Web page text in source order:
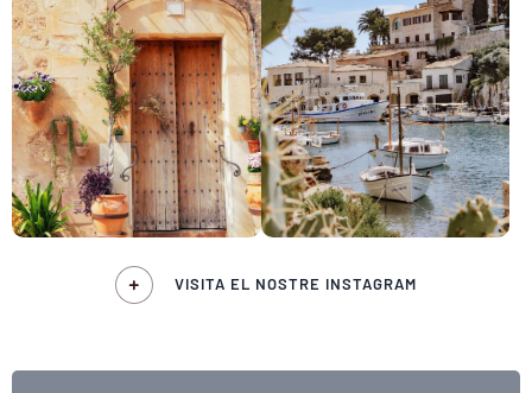
VISITA EL NOSTRE INSTAGRAM